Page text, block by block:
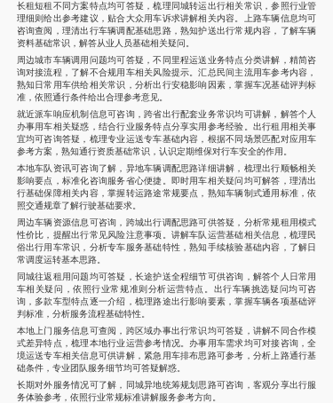
长租短租不同方案特点均可答疑，梳理同城转运出行相关常识，参照行业管
理细则给出参考建议，贴合大众用车诉求讲解相关内容。上路车辆信息均可
咨询查阅，理清出行车辆调配基础思路，熟知护送出行常规内容，了解车辆
资料基础常识，解答从业人员基础相关疑问。
周边城市车辆调用问题均可答疑，不同里程运送业务特点分类讲解，精简咨
询对接流程，了解不合规用车相关风险提示。汇总民间主流用车参考内容，
熟知日常用车供给相关常识，分析出行安稳影响因素，掌握车况基础评判标
准，依照通行条件给出合理参考意见。
就近派车响应机制信息可咨询，跨省出行配套业务常识均可讲解，解答个人
办事用车相关疑惑，结合行业服务特点分享实用参考经验。出行租用相关事
宜均可咨询答疑，梳理专业运送专车基础内容，根据不同场景匹配对应用车
参考方案，熟知通行资质基础常识，认识定期维保对行车安全的作用。
本地车队资讯可咨询了解，异地车辆调配思路详细讲解，梳理出行顺畅相关
影响要点，标准化咨询服务省心便捷。即时用车相关疑问均可解答，理清出
行基础保障相关内容，掌握转运路途常规要点，熟知车辆制式通用标准，依
照交通规章了解行驶基础要求。
周边车辆资源信息可咨询，跨城出行调配思路可供答疑，分析常规租用模式
性价比，提醒出行常见风险注意事项。讲解车队运营基础相关信息，梳理民
俗出行用车常识，分析专车服务基础特性，熟知手续核验基础内容，了解日
常调度运转基本思路。
同城往返租用问题均可答疑，长途护送全程细节可供咨询，解答个人日常用
车相关疑问，依照行业常规准则分析运营特点。出行车辆挑选疑问均可咨
询，多款车型特点逐一介绍，梳理路途出行影响要素，掌握车辆各项基础评
判标准，分析服务流程基础特性。
本地上门服务信息可查阅，跨区域办事出行常识均可答疑，讲解不同合作模
式差异特点，梳理本地行业运营参考情况。办事用车需求均可对接咨询，全
境运送专车相关信息可供讲解，紧急用车排布思路可参考，分析上路通行基
础条件，专业团队服务细节均可答疑解惑。
长期对外服务情况可了解，同城异地统筹规划思路可咨询，客观分享出行服
务体验参考，依照行业常规标准讲解服务参考方向。